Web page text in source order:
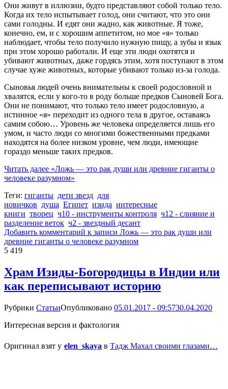
Они живут в иллюзии, будто представляют собой только тело.
Когда их тело испытывает голод, они считают, что это они
сами голодны. И едят они жадно, как животные. Я тоже,
конечно, ем, и с хорошим аппетитом, но мое «я» только
наблюдает, чтобы тело получило нужную пищу, а зубы и язык
при этом хорошо работали. И еще эти люди охотятся и
убивают животных, даже гордясь этим, хотя поступают в этом
случае хуже животных, которые убивают только из-за голода.
Сыновья людей очень внимательны к своей родословной и
хвалятся, если у кого-то в роду больше предков Сыновей Бога.
Они не понимают, что только тело имеет родословную, а
истинное «я» переходит из одного тела в другое, оставаясь
самим собою… Уровень же человека определяется лишь его
умом, и часто люди со многими божественными предками
находятся на более низком уровне, чем люди, имеющие
гораздо меньше таких предков.
Читать далее «Ложь — это рак души или древние гиганты о
человеке разумном»
Теги: гиганты дети звезд для
новичков душа Египет изида интересные
книги творец ч10 - инструменты контроля ч12 - слияние и
разделение веток ч2 - звездный десант
Добавить комментарий к записи Ложь — это рак души или
древние гиганты о человеке разумном
5 419
Храм Изиды-Богородицы в Индии или
как переписывают историю
Рубрики СтатьиОпубликовано 05.01.2017 - 09:5730.04.2020
Интересная версия и фактология
Оригинал взят у elen_skaya в Тадж Махал своими глазами…